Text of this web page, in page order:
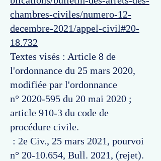
chambres-civiles/numero-12-
decembre-2021/appel-civil#20-
18.732
Textes visés : Article 8 de
l'ordonnance du 25 mars 2020,
modifiée par l'ordonnance
n° 2020-595 du 20 mai 2020 ;
article 910-3 du code de
procédure civile.
: 2e Civ., 25 mars 2021, pourvoi
n° 20-10.654, Bull. 2021, (rejet).